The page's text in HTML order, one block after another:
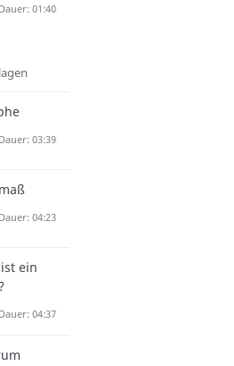
01:40
03:39
04:23
ein
04:37